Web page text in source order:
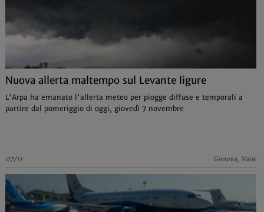
Nuova allerta maltempo sul Levante ligure
L'Arpa ha emanato l'allerta meteo per piogge diffuse e temporali a
partire dal pomeriggio di oggi, giovedì 7 novembre
07/11 Genova, Varie